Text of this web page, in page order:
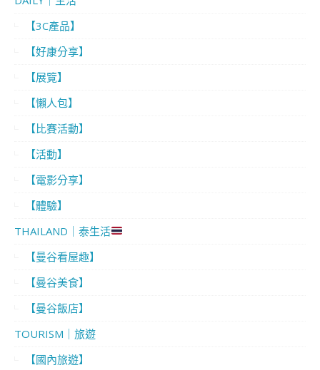
【3C產品】
【好康分享】
【展覽】
【懶人包】
【比賽活動】
【活動】
【電影分享】
【體驗】
THAILAND｜泰生活
【曼谷看屋趣】
【曼谷美食】
【曼谷飯店】
TOURISM｜旅遊
【國內旅遊】